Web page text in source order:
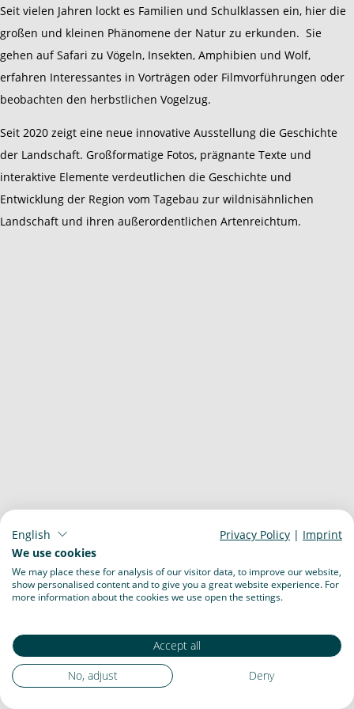
Seit vielen Jahren lockt es Familien und Schulklassen ein, hier die
großen und kleinen Phänomene der Natur zu erkunden. Sie
gehen auf Safari zu Vögeln, Insekten, Amphibien und Wolf,
erfahren Interessantes in Vorträgen oder Filmvorführungen oder
beobachten den herbstlichen Vogelzug.
Seit 2020 zeigt eine neue innovative Ausstellung die Geschichte
der Landschaft. Großformatige Fotos, prägnante Texte und
interaktive Elemente verdeutlichen die Geschichte und
Entwicklung der Region vom Tagebau zur wildnisähnlichen
Landschaft und ihren außerordentlichen Artenreichtum.
English Privacy Policy | Imprint
We use cookies
We may place these for analysis of our visitor data, to improve our website,
show personalised content and to give you a great website experience. For
more information about the cookies we use open the settings.
Accept all
No, adjust
Deny